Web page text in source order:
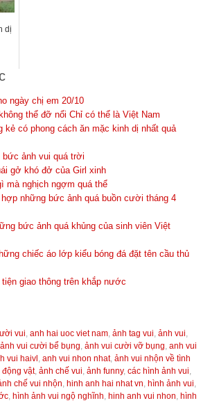
dị
ngày chị em 20/10
thể đỡ nổi Chỉ có thể là Việt Nam
kẻ có phong cách ăn mặc kinh dị nhất quả
ảnh vui quá trời
gở khó đở của Girl xinh
mà nghịch ngợm quá thể
những bức ảnh quá buồn cười tháng 4
bức ảnh quá khủng của sinh viên Việt
chiếc áo lớp kiểu bóng đá đặt tên cầu thủ
giao thông trên khắp nước
vui, anh hai uoc viet nam, ảnh tag vui, ảnh vui,
ảnh vui cười bể bụng, ảnh vui cười vỡ bụng, anh vui
vui haivl , anh vui nhon nhat, ảnh vui nhộn về tình
động vật, ảnh chế vui, ảnh funny, các hình ảnh vui,
chế vui nhộn, hinh anh hai nhat vn, hình ảnh vui,
, hình ảnh vui ngộ nghĩnh, hinh anh vui nhon, hình